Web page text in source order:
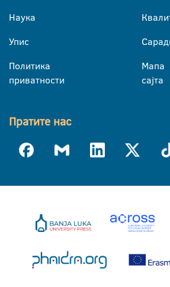
Наука
Упис
Политика
приватности
Мапа
сајта
Пратите нас